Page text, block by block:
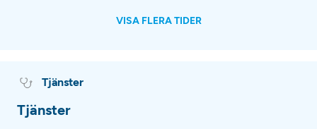
VISA FLERA TIDER
Tjänster
Tjänster